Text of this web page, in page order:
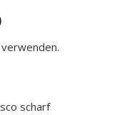
scharf